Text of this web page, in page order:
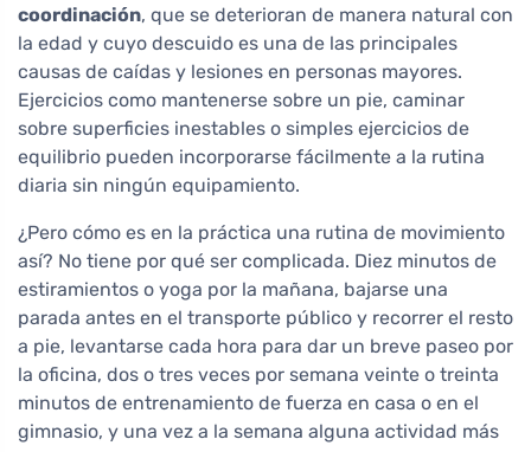
coordinación, que se deterioran de manera natural con
la edad y cuyo descuido es una de las principales
causas de caídas y lesiones en personas mayores.
Ejercicios como mantenerse sobre un pie, caminar
sobre superficies inestables o simples ejercicios de
equilibrio pueden incorporarse fácilmente a la rutina
diaria sin ningún equipamiento.
¿Pero cómo es en la práctica una rutina de movimiento
así? No tiene por qué ser complicada. Diez minutos de
estiramientos o yoga por la mañana, bajarse una
parada antes en el transporte público y recorrer el resto
a pie, levantarse cada hora para dar un breve paseo por
la oficina, dos o tres veces por semana veinte o treinta
minutos de entrenamiento de fuerza en casa o en el
gimnasio, y una vez a la semana alguna actividad más